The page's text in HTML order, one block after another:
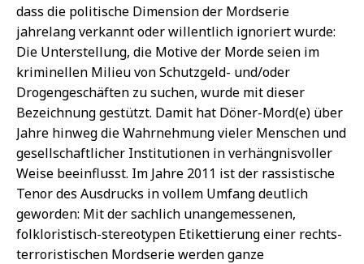
dass die politische Dimension der Mordserie
jahrelang verkannt oder willentlich ignoriert wurde:
Die Unterstellung, die Motive der Morde seien im
kriminellen Milieu von Schutzgeld- und/oder
Drogengeschäften zu suchen, wurde mit dieser
Bezeichnung gestützt. Damit hat Döner-Mord(e) über
Jahre hinweg die Wahrnehmung vieler Menschen und
gesellschaftlicher Institutionen in verhängnisvoller
Weise beeinflusst. Im Jahre 2011 ist der rassistische
Tenor des Ausdrucks in vollem Umfang deutlich
geworden: Mit der sachlich unangemessenen,
folkloristisch-stereotypen Etikettierung einer rechts-
terroristischen Mordserie werden ganze